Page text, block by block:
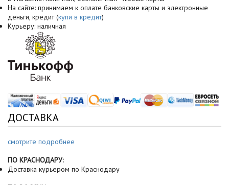
На сайте: принимаем к оплате банковские карты и электронные
деньги, кредит (купи в кредит)
Курьеру: наличная
ДОСТАВКА
смотрите подробнее
ПО КРАСНОДАРУ:
Доставка курьером по Краснодару